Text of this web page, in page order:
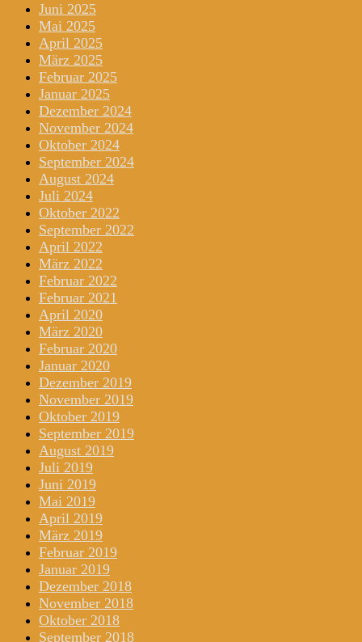
Juni 2025
Mai 2025
April 2025
März 2025
Februar 2025
Januar 2025
Dezember 2024
November 2024
Oktober 2024
September 2024
August 2024
Juli 2024
Oktober 2022
September 2022
April 2022
März 2022
Februar 2022
Februar 2021
April 2020
März 2020
Februar 2020
Januar 2020
Dezember 2019
November 2019
Oktober 2019
September 2019
August 2019
Juli 2019
Juni 2019
Mai 2019
April 2019
März 2019
Februar 2019
Januar 2019
Dezember 2018
November 2018
Oktober 2018
September 2018